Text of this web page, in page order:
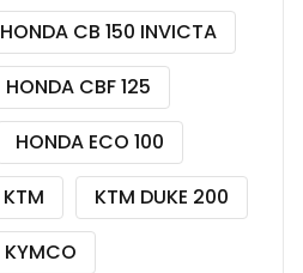
HONDA CB 150 INVICTA
HONDA CBF 125
HONDA ECO 100
KTM
KTM DUKE 200
KYMCO